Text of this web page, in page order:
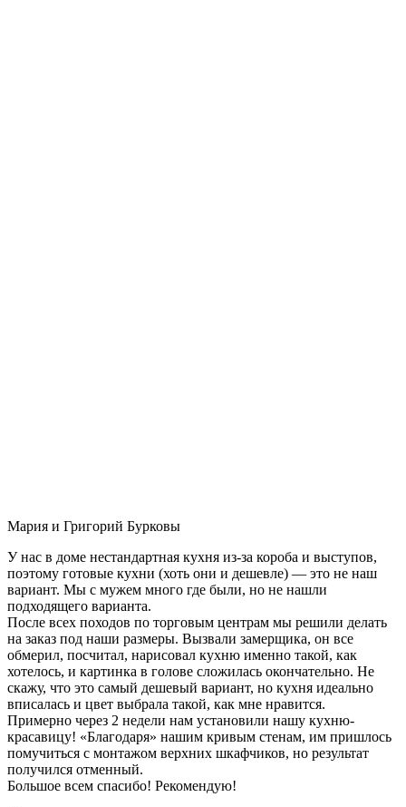
Мария и Григорий Бурковы
У нас в доме нестандартная кухня из-за короба и выступов,
поэтому готовые кухни (хоть они и дешевле) — это не наш
вариант. Мы с мужем много где были, но не нашли
подходящего варианта.
После всех походов по торговым центрам мы решили делать
на заказ под наши размеры. Вызвали замерщика, он все
обмерил, посчитал, нарисовал кухню именно такой, как
хотелось, и картинка в голове сложилась окончательно. Не
скажу, что это самый дешевый вариант, но кухня идеально
вписалась и цвет выбрала такой, как мне нравится.
Примерно через 2 недели нам установили нашу кухню-
красавицу! «Благодаря» нашим кривым стенам, им пришлось
помучиться с монтажом верхних шкафчиков, но результат
получился отменный.
Большое всем спасибо! Рекомендую!